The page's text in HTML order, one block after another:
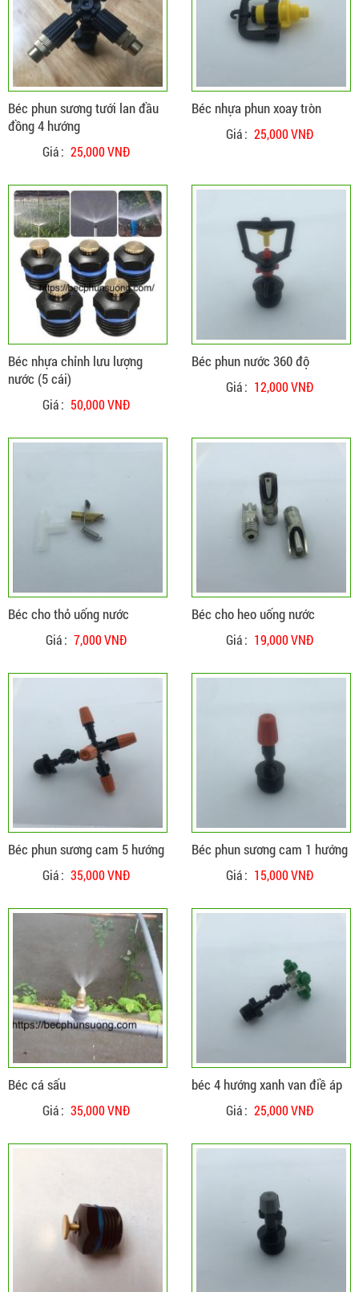
Béc phun sương tưới lan đầu
đồng 4 hướng
Giá : 25,000 VNĐ
CHI TIẾT
Béc nhựa phun xoay tròn
Giá : 25,000 VNĐ
ĐẶT HÀNG
Béc nhựa chỉnh lưu lượng
nước (5 cái)
Giá : 50,000 VNĐ
CHI TIẾT
Béc phun nước 360 độ
Giá : 12,000 VNĐ
ĐẶT HÀNG
Béc cho thỏ uống nước
Giá : 7,000 VNĐ
CHI TIẾT
Béc cho heo uống nước
Giá : 19,000 VNĐ
ĐẶT HÀNG
Béc phun sương cam 5 hướng
Giá : 35,000 VNĐ
CHI TIẾT
Béc phun sương cam 1 hướng
Giá : 15,000 VNĐ
ĐẶT HÀNG
Béc cá sấu
Giá : 35,000 VNĐ
CHI TIẾT
béc 4 hướng xanh van điề áp
Giá : 25,000 VNĐ
ĐẶT HÀNG
CHI TIẾT
ĐẶT HÀNG